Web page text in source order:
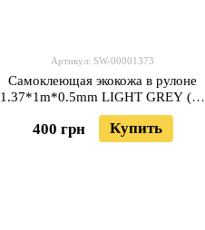
Артикул: SW-00001373
Самоклеющая экокожа в рулоне
1.37*1m*0.5mm LIGHT GREY (D)
SW-00001373
400 грн Купить